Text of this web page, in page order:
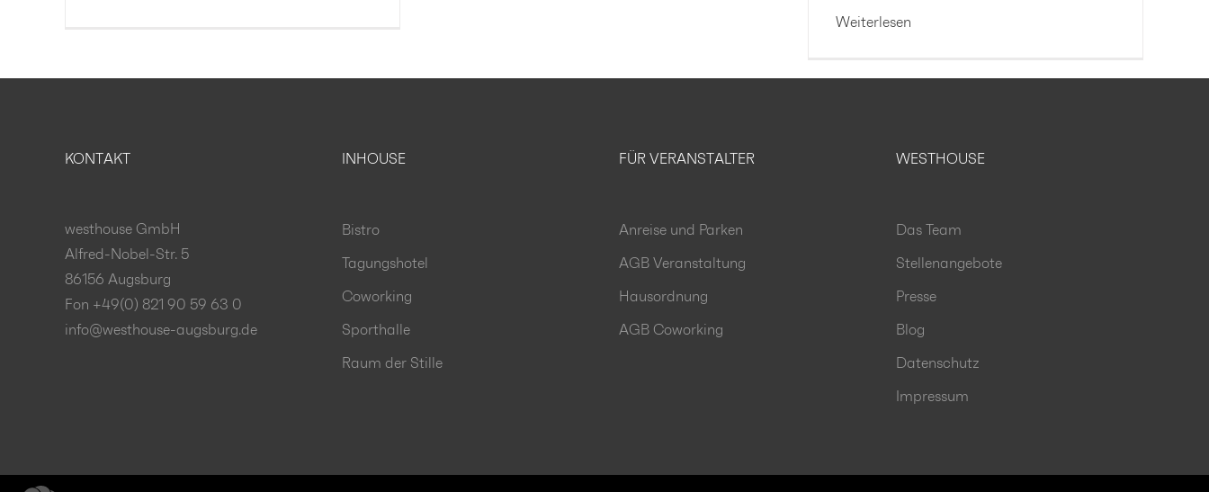
Weiterlesen
KONTAKT
westhouse GmbH
Alfred-Nobel-Str. 5
86156 Augsburg
Fon +49(0) 821 90 59 63 0
info@westhouse-augsburg.de
INHOUSE
Bistro
Tagungshotel
Coworking
Sporthalle
Raum der Stille
FÜR VERANSTALTER
Anreise und Parken
AGB Veranstaltung
Hausordnung
AGB Coworking
WESTHOUSE
Das Team
Stellenangebote
Presse
Blog
Datenschutz
Impressum